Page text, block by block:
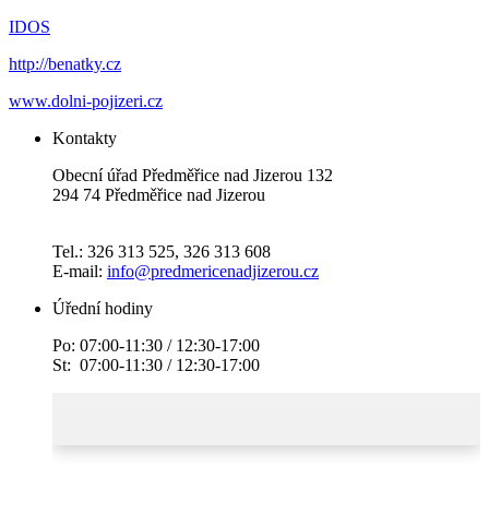
IDOS
http://benatky.cz
www.dolni-pojizeri.cz
Kontakty
Obecní úřad Předměřice nad Jizerou 132
294 74 Předměřice nad Jizerou
Tel.: 326 313 525, 326 313 608
E-mail: info@predmericenadjizerou.cz
Úřední hodiny
Po: 07:00-11:30 / 12:30-17:00
St: 07:00-11:30 / 12:30-17:00